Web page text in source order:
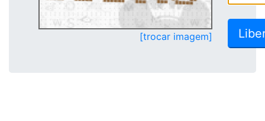
[trocar imagem]